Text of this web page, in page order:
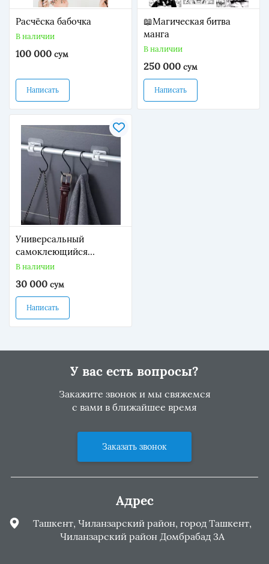
Расчёска бабочка
В наличии
100 000 сум
Написать
📖Магическая битва
манга
В наличии
250 000 сум
Написать
Универсальный
самоклеющийся
кронштейн-крепление
В наличии
30 000 сум
Написать
У вас есть вопросы?
Закажите звонок и мы свяжемся
с вами в ближайшее время
Заказать звонок
Адрес
Ташкент, Чиланзарский район, город Ташкент,
Чиланзарский район Домбрабад 3А